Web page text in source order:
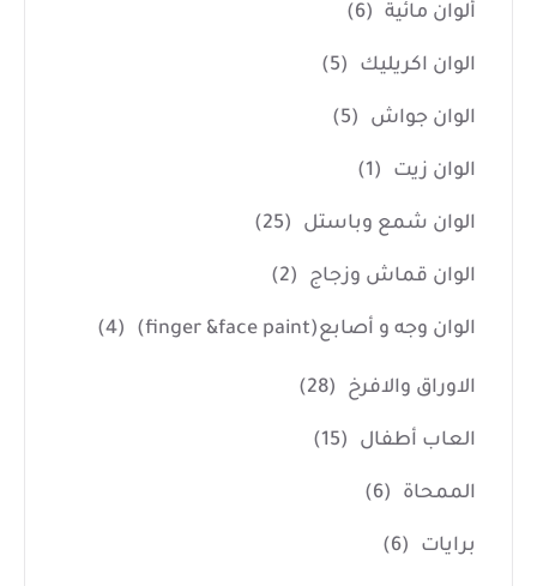
ألوان مائية (6)
الوان اكريليك (5)
الوان جواش (5)
الوان زيت (1)
الوان شمع وباستل (25)
الوان قماش وزجاج (2)
الوان وجه و أصابع(finger &face paint) (4)
الاوراق والافرخ (28)
العاب أطفال (15)
الممحاة (6)
برايات (6)